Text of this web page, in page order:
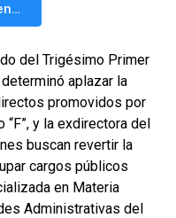
Messenger
del Trigésimo Primer
aplazar la
promovidos por
y la exdirectora del
buscan revertir la
cargos públicos
en Materia
Administrativas del